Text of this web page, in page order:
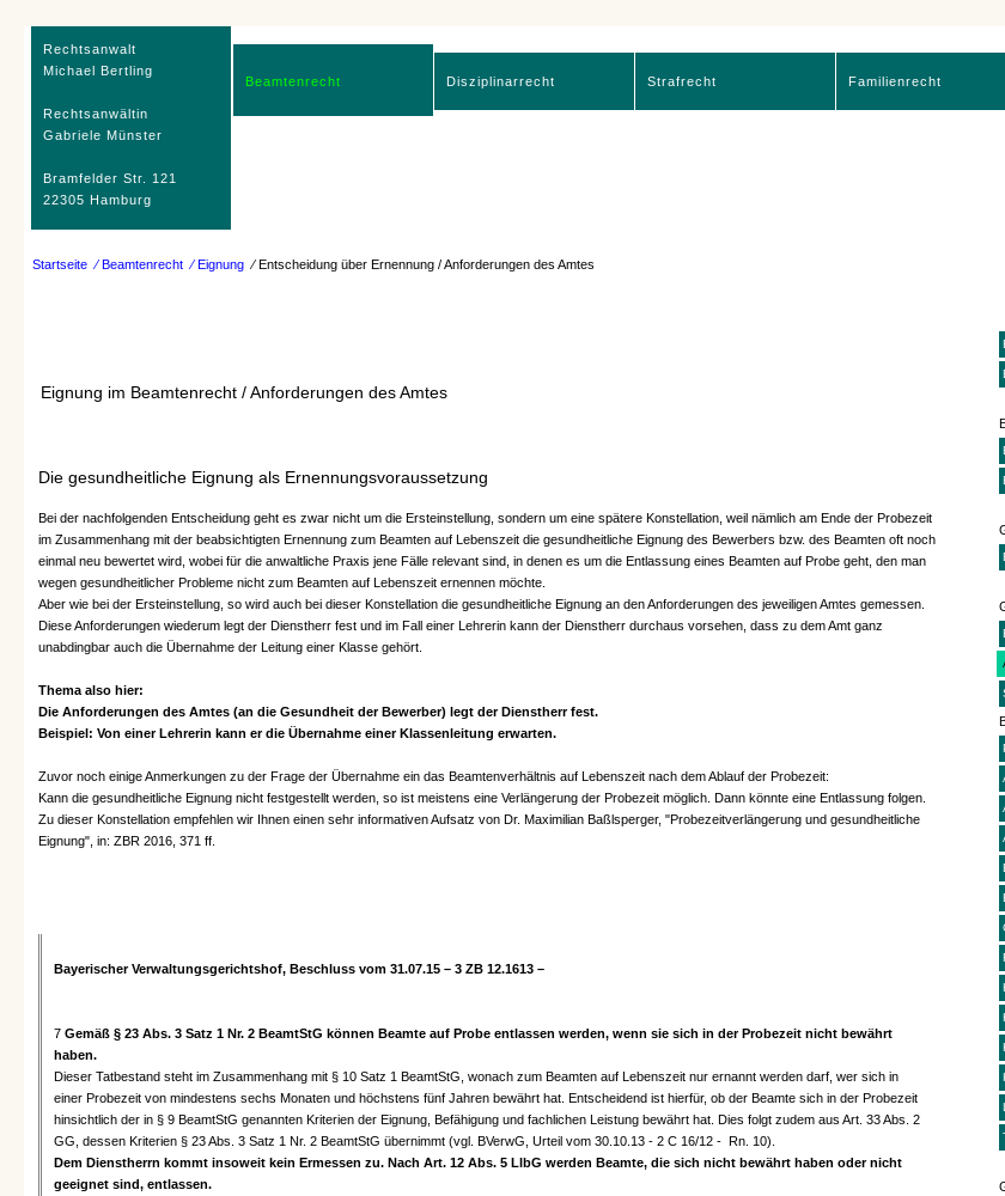
Rechtsanwalt
Michael Bertling
Rechtsanwältin
Gabriele Münster
Bramfelder Str. 121
22305 Hamburg
Beamtenrecht Disziplinarrecht Strafrecht Familienrecht
Startseite ⁄ Beamtenrecht ⁄ Eignung ⁄ Entscheidung über Ernennung / Anforderungen des Amtes
Eignung im Beamtenrecht / Anforderungen des Amtes
Die gesundheitliche Eignung als Ernennungsvoraussetzung
Bei der nachfolgenden Entscheidung geht es zwar nicht um die Ersteinstellung, sondern um eine spätere Konstellation, weil nämlich am Ende der Probezeit
im Zusammenhang mit der beabsichtigten Ernennung zum Beamten auf Lebenszeit die gesundheitliche Eignung des Bewerbers bzw. des Beamten oft noch
einmal neu bewertet wird, wobei für die anwaltliche Praxis jene Fälle relevant sind, in denen es um die Entlassung eines Beamten auf Probe geht, den man
wegen gesundheitlicher Probleme nicht zum Beamten auf Lebenszeit ernennen möchte.
Aber wie bei der Ersteinstellung, so wird auch bei dieser Konstellation die gesundheitliche Eignung an den Anforderungen des jeweiligen Amtes gemessen.
Diese Anforderungen wiederum legt der Dienstherr fest und im Fall einer Lehrerin kann der Dienstherr durchaus vorsehen, dass zu dem Amt ganz
unabdingbar auch die Übernahme der Leitung einer Klasse gehört.
Thema also hier:
Die Anforderungen des Amtes (an die Gesundheit der Bewerber) legt der Dienstherr fest.
Beispiel: Von einer Lehrerin kann er die Übernahme einer Klassenleitung erwarten.
Zuvor noch einige Anmerkungen zu der Frage der Übernahme ein das Beamtenverhältnis auf Lebenszeit nach dem Ablauf der Probezeit:
Kann die gesundheitliche Eignung nicht festgestellt werden, so ist meistens eine Verlängerung der Probezeit möglich. Dann könnte eine Entlassung folgen.
Zu dieser Konstellation empfehlen wir Ihnen einen sehr informativen Aufsatz von Dr. Maximilian Baßlsperger, "Probezeitverlängerung und gesundheitliche
Eignung", in: ZBR 2016, 371 ff.
Bayerischer Verwaltungsgerichtshof, Beschluss vom 31.07.15 – 3 ZB 12.1613 –
7 Gemäß § 23 Abs. 3 Satz 1 Nr. 2 BeamtStG können Beamte auf Probe entlassen werden, wenn sie sich in der Probezeit nicht bewährt
haben.
Dieser Tatbestand steht im Zusammenhang mit § 10 Satz 1 BeamtStG, wonach zum Beamten auf Lebenszeit nur ernannt werden darf, wer sich in
einer Probezeit von mindestens sechs Monaten und höchstens fünf Jahren bewährt hat. Entscheidend ist hierfür, ob der Beamte sich in der Probezeit
hinsichtlich der in § 9 BeamtStG genannten Kriterien der Eignung, Befähigung und fachlichen Leistung bewährt hat. Dies folgt zudem aus Art. 33 Abs. 2
GG, dessen Kriterien § 23 Abs. 3 Satz 1 Nr. 2 BeamtStG übernimmt (vgl. BVerwG, Urteil vom 30.10.13 - 2 C 16/12 - Rn. 10).
Dem Dienstherrn kommt insoweit kein Ermessen zu. Nach Art. 12 Abs. 5 LlbG werden Beamte, die sich nicht bewährt haben oder nicht
geeignet sind, entlassen.